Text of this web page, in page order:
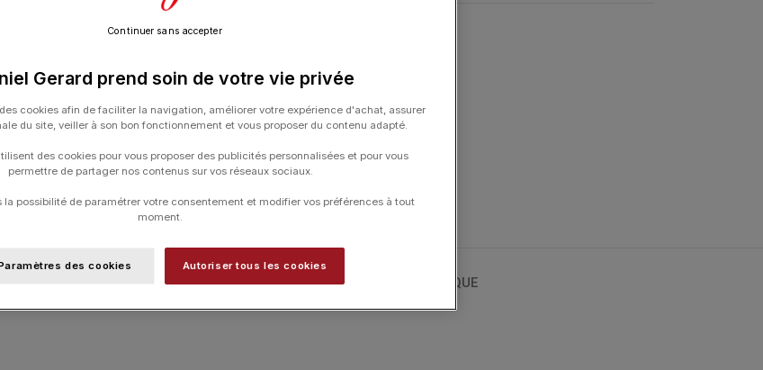
UGS : H24525331
EXPÉDITION & LIVRAISONESSAYER CE PRODUIT DANS NOTRE BOUTIQUE
Gerard prend soin de votre vie privée
cookies afin de faciliter la navigation, améliorer votre expérience d'achat, assurer
du site, veiller à son bon fonctionnement et vous proposer du contenu adapté.
des cookies pour vous proposer des publicités personnalisées et pour vous
permettre de partager nos contenus sur vos réseaux sociaux.
la possibilité de paramétrer votre consentement et modifier vos préférences à tout
moment.
des cookies Autoriser tous les cookies
Continuer sans accepter